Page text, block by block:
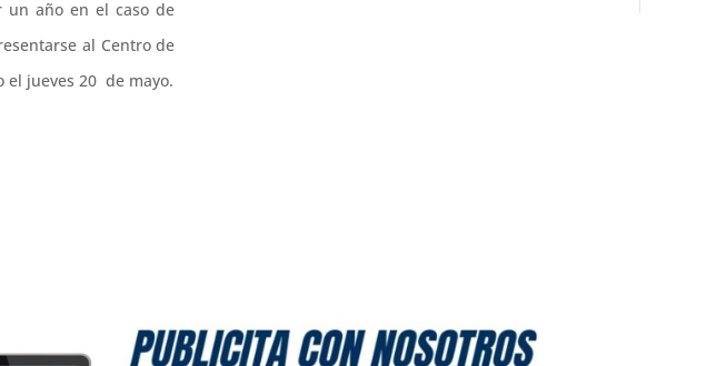
un año en el caso de
al Centro de
el jueves 20 de mayo.